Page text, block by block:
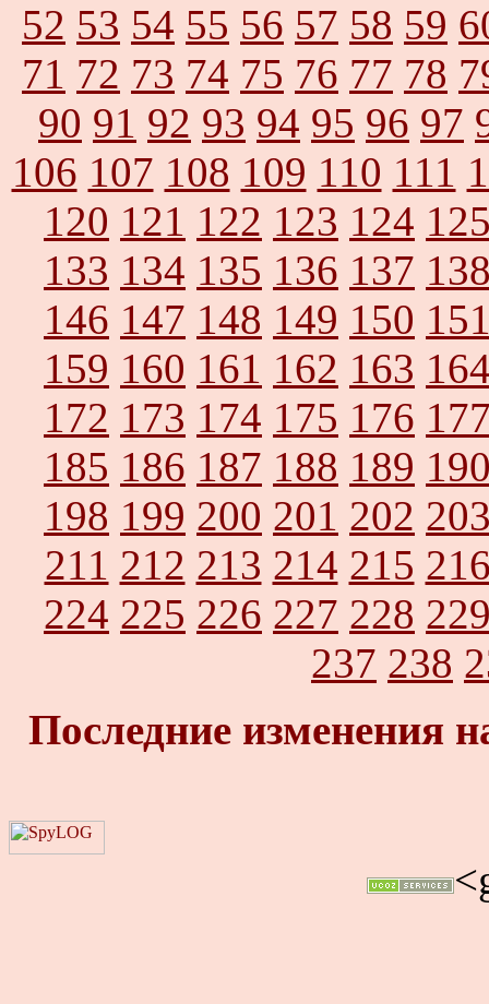
52 53 54 55 56 57 58 59
71 72 73 74 75 76 77 78
90 91 92 93 94 95 96 97
106 107 108 109 110 111
120 121 122 123 124
133 134 135 136 137
146 147 148 149 150
159 160 161 162 163
172 173 174 175 176
185 186 187 188 189
198 199 200 201 202
211 212 213 214 215
224 225 226 227 228
237 238
Последние изменения
<